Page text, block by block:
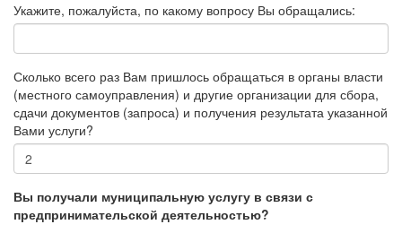
Укажите, пожалуйста, по какому вопросу Вы обращались:
Сколько всего раз Вам пришлось обращаться в органы власти
(местного самоуправления) и другие организации для сбора,
сдачи документов (запроса) и получения результата указанной
Вами услуги?
Вы получали муниципальную услугу в связи с
предпринимательской деятельностью?